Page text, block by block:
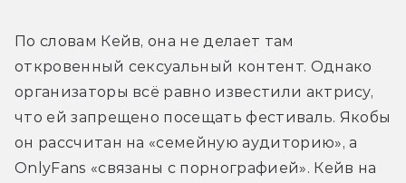
По словам Кейв, она не делает там
откровенный сексуальный контент. Однако
организаторы всё равно известили актрису,
что ей запрещено посещать фестиваль. Якобы
он рассчитан на «семейную аудиторию», а
OnlyFans «связаны с порнографией». Кейв на